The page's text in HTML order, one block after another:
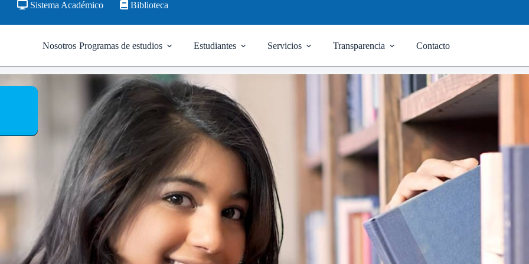
Sistema Académico Biblioteca
Nosotros Programas de estudios Estudiantes Servicios Transparencia Contacto